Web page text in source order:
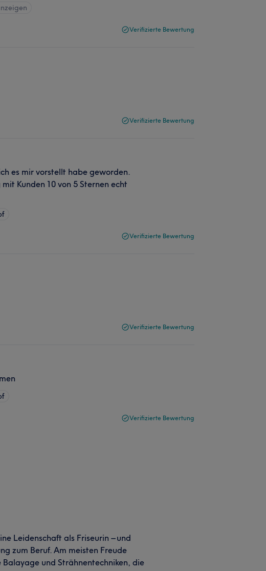
Verifizierte Bewertung
Verifizierte Bewertung
es mir vorstellt habe geworden.
Kunden 10 von 5 Sternen echt
Verifizierte Bewertung
Verifizierte Bewertung
Verifizierte Bewertung
Leidenschaft als Friseurin – und
zum Beruf. Am meisten Freude
und Strähnentechniken, die